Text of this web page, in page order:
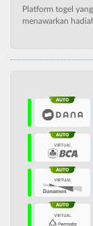
Platform togel
menawarkan